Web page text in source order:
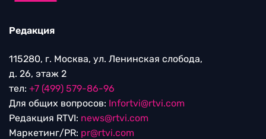
Редакция
115280, г. Москва, ул. Ленинская слобода,
д. 26, этаж 2
тел: +7 (499) 579-86-96
Для общих вопросов: Infortvi@rtvi.com
Редакция RTVI: news@rtvi.com
Маркетинг/PR: pr@rtvi.com